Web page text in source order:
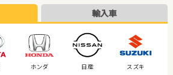
輸入車
ホンダ 日産 スズキ